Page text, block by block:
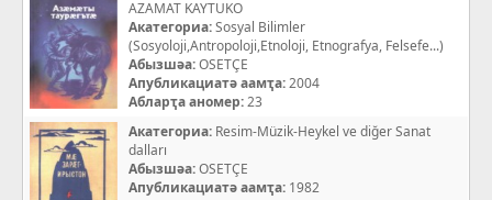
AZAMAT KAYTUKO
Акатегориа:Sosyal Bilimler
(Sosyoloji,Antropoloji,Etnoloji, Etnografya, Felsefe...)
Абызшәа:OSETÇE
Апубликациатә аамҭа:2004
Абларҭа аномер:23
Акатегориа: Resim-Müzik-Heykel ve diğer Sanat
dalları
Абызшәа:OSETÇE
Апубликациатә аамҭа: 1982